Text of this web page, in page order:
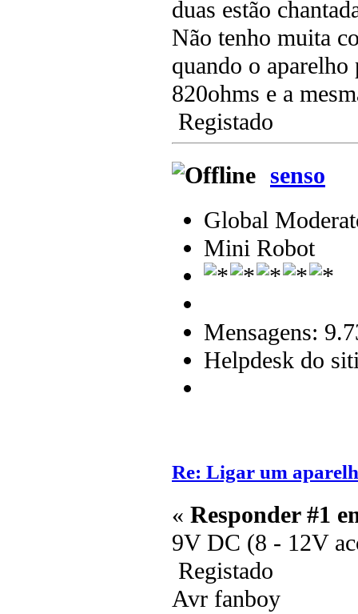
duas estão
Não tenho muita
quando o aparelho
820ohms e a
Registado
senso
Global
Mini Robot
Mensagens:
Helpdesk do
Re: Ligar um
« Responder #1
9V DC (8 - 12V
Registado
Avr fanboy